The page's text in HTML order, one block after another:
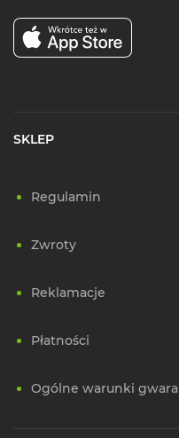
SKLEP
Regulamin
Zwroty
Reklamacje
Płatności
Ogólne warunki